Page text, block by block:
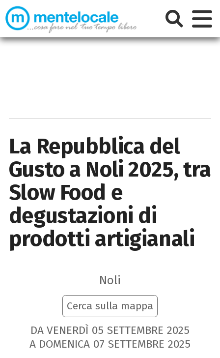
La Repubblica del
Gusto a Noli 2025, tra
Slow Food e
degustazioni di
prodotti artigianali
Noli
Cerca sulla mappa
DA VENERDÌ 05 SETTEMBRE 2025
A DOMENICA 07 SETTEMBRE 2025